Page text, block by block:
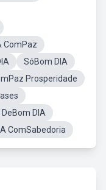
ComPaz
SóBom DIA
Prosperidade
DIA
ComSabedoria